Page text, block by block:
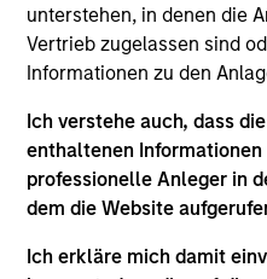
unterstehen, in denen die
Vertrieb zugelassen sind
Informationen zu den
Ich verstehe auch, dass
enthaltenen
professionelle Anleger in
dem die Website
Ich erkläre mich damit
Investment Team
Morgan Stanley
As of July 25, 2025. The
the investment mentioned